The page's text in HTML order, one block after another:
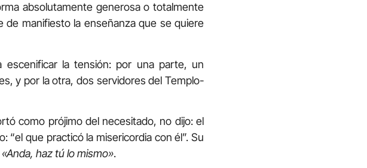
absolutamente generosa o totalmente
manifiesto la enseñanza que se quiere
la tensión: por una parte, un
y por la otra, dos servidores del Templo-
como prójimo del necesitado, no dijo: el
“el que practicó la misericordia con él”. Su
«Anda, haz tú lo mismo».